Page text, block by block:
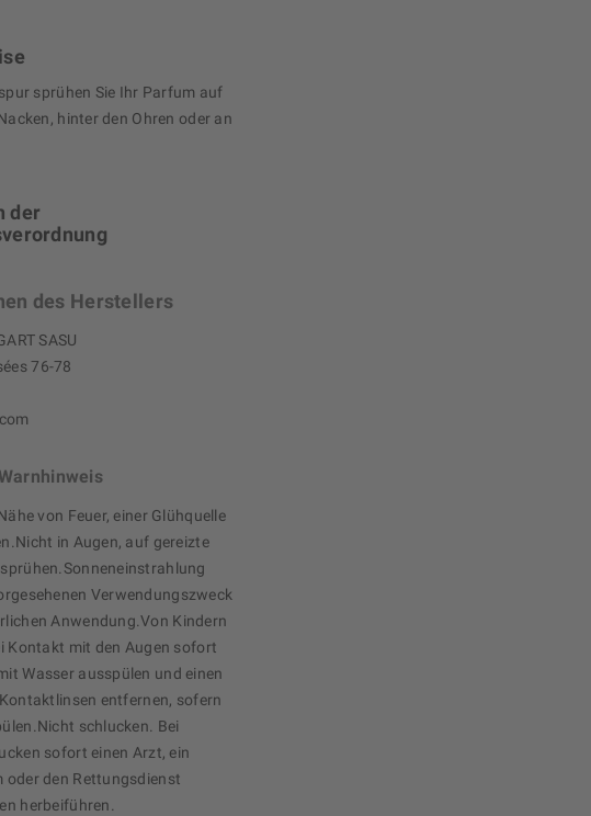
sprühen Sie Ihr Parfum auf
hinter den Ohren oder an
der
des Herstellers
SASU
76-78
von Feuer, einer Glühquelle
in Augen, auf gereizte
Verwendungszweck
Anwendung.Von Kindern
Kontakt mit den Augen sofort
Wasser ausspülen und einen
entfernen, sofern
schlucken. Bei
sofort einen Arzt, ein
den Rettungsdienst
herbeiführen.